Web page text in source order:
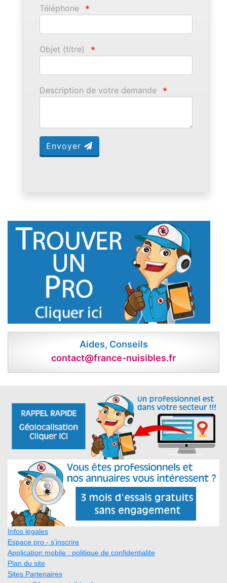
Téléphone *
Objet (titre) *
Description de votre demande *
Envoyer
Aides, Conseils
contact@france-nuisibles.fr
Infos légales
Espace pro - s'inscrire
Application mobile : politique de confidentialite
Plan du site
Sites Partenaires